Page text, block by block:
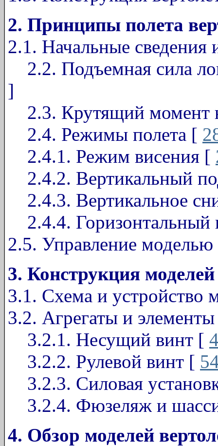
2. Принципы полета
2.1. Начальные
2.2. Подъемная сила
]
2.3. Крутящий момент
2.4. Режимы полета [
2.4.1. Режим висения [
2.4.2. Вертикальный
2.4.3. Вертикальное
2.4.4. Горизонтальный
2.5. Управление моделью
3. Конструкция моделей
3.1. Схема и устройство
3.2. Агрегаты и
3.2.1. Несущий винт [
3.2.2. Рулевой винт [
3.2.3. Силовая
3.2.4. Фюзеляж и
4. Обзор моделей